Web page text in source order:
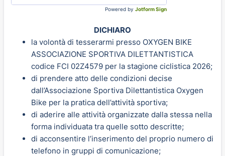
Powered by Jotform Sign
DICHIARO
la volontà di tesserarmi presso OXYGEN BIKE
ASSOCIAZIONE SPORTIVA DILETTANTISTICA
codice FCI 02Z4579 per la stagione ciclistica 2026;
di prendere atto delle condizioni decise
dall’Associazione Sportiva Dilettantistica Oxygen
Bike per la pratica dell’attività sportiva;
di aderire alle attività organizzate dalla stessa nella
forma individuata tra quelle sotto descritte;
di acconsentire l’inserimento del proprio numero di
telefono in gruppi di comunicazione;